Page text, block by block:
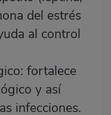
del estrés
al control
fortalece
y así
infecciones.